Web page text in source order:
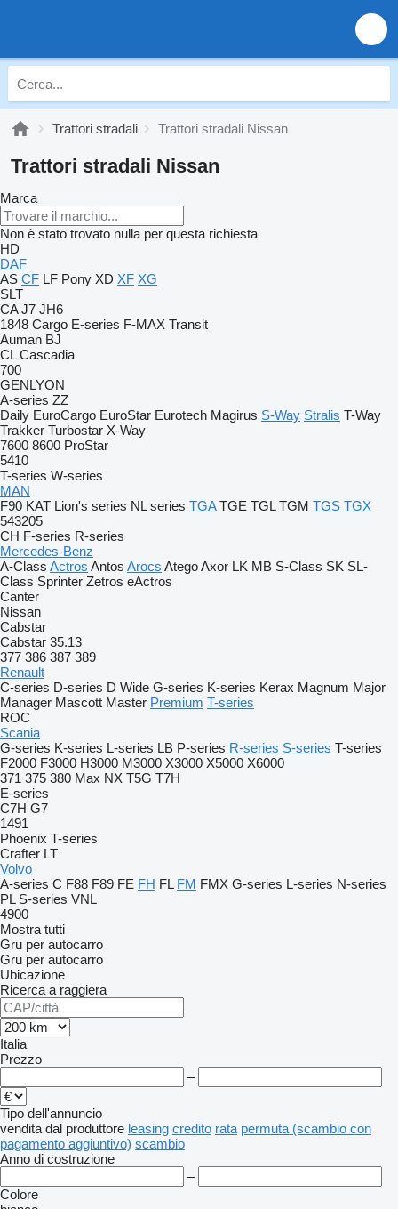
Trattori stradali Trattori stradali Nissan
Trattori stradali Nissan
Marca
Non è stato trovato nulla per questa richiesta
HD
DAF
AS CF LF Pony XD XF XG
SLT
CA J7 JH6
1848 Cargo E-series F-MAX Transit
Auman BJ
CL Cascadia
700
GENLYON
A-series ZZ
Daily EuroCargo EuroStar Eurotech Magirus S-Way Stralis T-Way
Trakker Turbostar X-Way
7600 8600 ProStar
5410
T-series W-series
MAN
F90 KAT Lion's series NL series TGA TGE TGL TGM TGS TGX
543205
CH F-series R-series
Mercedes-Benz
A-Class Actros Antos Arocs AtegoAxor LK MB S-Class SK SL-
Class Sprinter Zetros eActros
Canter
Nissan
Cabstar
Cabstar 35.13
377 386 387 389
Renault
C-series D-series D Wide G-series K-series Kerax Magnum Major
Manager Mascott Master Premium T-series
ROC
Scania
G-series K-series L-series LB P-series R-series S-series T-series
F2000 F3000 H3000 M3000 X3000 X5000 X6000
371 375 380 Max NX T5G T7H
E-series
C7H G7
1491
Phoenix T-series
Crafter LT
Volvo
A-series C F88 F89 FE FH FL FM FMX G-series L-series N-series
PL S-series VNL
4900
Mostra tutti
Gru per autocarro
Gru per autocarro
Ubicazione
Ricerca a raggiera
Italia
Prezzo
–
Tipo dell'annuncio
vendita dal produttore leasing credito rata permuta (scambio con
pagamento aggiuntivo) scambio
Anno di costruzione
–
Colore